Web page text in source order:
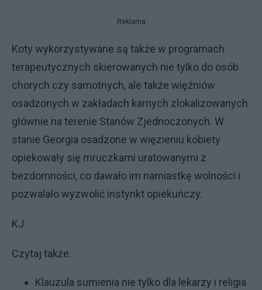
Reklama
Koty wykorzystywane są także w programach
terapeutycznych skierowanych nie tylko do osób
chorych czy samotnych, ale także więźniów
osadzonych w zakładach karnych zlokalizowanych
głównie na terenie Stanów Zjednoczonych. W
stanie Georgia osadzone w więzieniu kobiety
opiekowały się mruczkami uratowanymi z
bezdomności, co dawało im namiastkę wolności i
pozwalało wyzwolić instynkt opiekuńczy.
KJ
Czytaj także:
Klauzula sumienia nie tylko dla lekarzy i religia